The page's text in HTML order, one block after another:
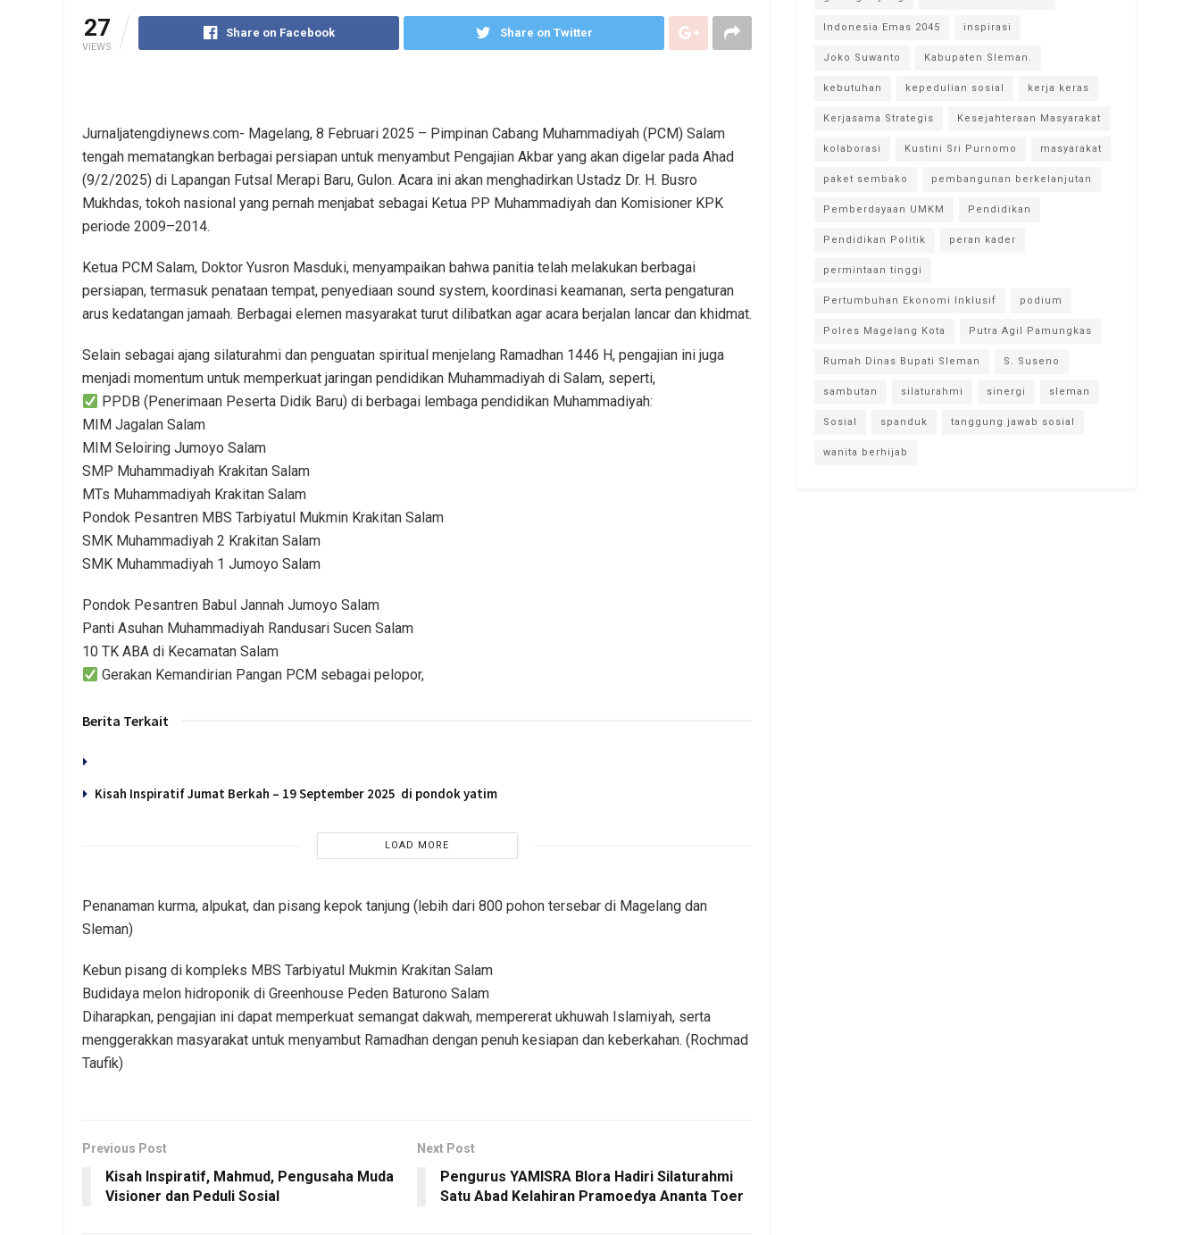
27
VIEWS
Share on Facebook Share on Twitter
Jurnaljatengdiynews.com- Magelang, 8 Februari 2025 – Pimpinan Cabang Muhammadiyah (PCM) Salam
tengah mematangkan berbagai persiapan untuk menyambut Pengajian Akbar yang akan digelar pada Ahad
(9/2/2025) di Lapangan Futsal Merapi Baru, Gulon. Acara ini akan menghadirkan Ustadz Dr. H. Busro
Mukhdas, tokoh nasional yang pernah menjabat sebagai Ketua PP Muhammadiyah dan Komisioner KPK
periode 2009–2014.
Ketua PCM Salam, Doktor Yusron Masduki, menyampaikan bahwa panitia telah melakukan berbagai
persiapan, termasuk penataan tempat, penyediaan sound system, koordinasi keamanan, serta pengaturan
arus kedatangan jamaah. Berbagai elemen masyarakat turut dilibatkan agar acara berjalan lancar dan khidmat.
Selain sebagai ajang silaturahmi dan penguatan spiritual menjelang Ramadhan 1446 H, pengajian ini juga
menjadi momentum untuk memperkuat jaringan pendidikan Muhammadiyah di Salam, seperti,
PPDB (Penerimaan Peserta Didik Baru) di berbagai lembaga pendidikan Muhammadiyah:
MIM Jagalan Salam
MIM Seloiring Jumoyo Salam
SMP Muhammadiyah Krakitan Salam
MTs Muhammadiyah Krakitan Salam
Pondok Pesantren MBS Tarbiyatul Mukmin Krakitan Salam
SMK Muhammadiyah 2 Krakitan Salam
SMK Muhammadiyah 1 Jumoyo Salam
Pondok Pesantren Babul Jannah Jumoyo Salam
Panti Asuhan Muhammadiyah Randusari Sucen Salam
10 TK ABA di Kecamatan Salam
Gerakan Kemandirian Pangan PCM sebagai pelopor,
Berita Terkait
Kisah Inspiratif Jumat Berkah – 19 September 2025 di pondok yatim
LOAD MORE
Penanaman kurma, alpukat, dan pisang kepok tanjung (lebih dari 800 pohon tersebar di Magelang dan
Sleman)
Kebun pisang di kompleks MBS Tarbiyatul Mukmin Krakitan Salam
Budidaya melon hidroponik di Greenhouse Peden Baturono Salam
Diharapkan, pengajian ini dapat memperkuat semangat dakwah, mempererat ukhuwah Islamiyah, serta
menggerakkan masyarakat untuk menyambut Ramadhan dengan penuh kesiapan dan keberkahan. (Rochmad
Taufik)
Previous Post
Kisah Inspiratif, Mahmud, Pengusaha Muda
Visioner dan Peduli Sosial
Next Post
Pengurus YAMISRA Blora Hadiri Silaturahmi
Satu Abad Kelahiran Pramoedya Ananta Toer
Indonesia Emas 2045 inspirasi
Joko Suwanto Kabupaten Sleman.
kebutuhan kepedulian sosial kerja keras
Kerjasama Strategis Kesejahteraan Masyarakat
kolaborasi Kustini Sri Purnomo masyarakat
paket sembako pembangunan berkelanjutan
Pemberdayaan UMKM Pendidikan
Pendidikan Politik peran kader
permintaan tinggi
Pertumbuhan Ekonomi Inklusif podium
Polres Magelang Kota Putra Agil Pamungkas
Rumah Dinas Bupati Sleman S. Suseno
sambutan silaturahmi sinergi sleman
Sosial spanduk tanggung jawab sosial
wanita berhijab